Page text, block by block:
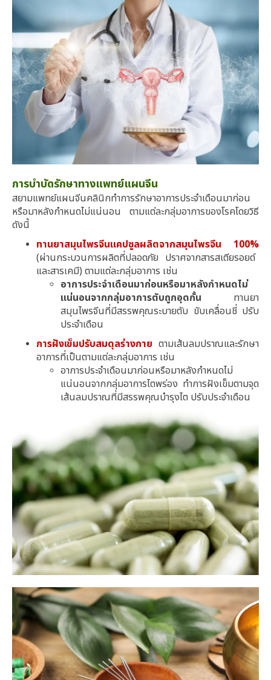
การบำบัดรักษาทางแพทย์แผนจีน
สยามแพทย์แผนจีนคลินิกทำการรักษาอาการประจำเดือนมาก่อน
หรือมาหลังกำหนดไม่แน่นอน ตามแต่ละกลุ่มอาการของโรคโดยวิธี
ดังนี้
ทานยาสมุนไพรจีนแคปซูลผลิตจากสมุนไพรจีน 100%
(ผ่านกระบวนการผลิตที่ปลอดภัย ปราศจากสารสเตียรอยด์
และสารเคมี) ตามแต่ละกลุ่มอาการ เช่น
อาการประจำเดือนมาก่อนหรือมาหลังกำหนดไม่
แน่นอนจากกลุ่มอาการตับถูกอุดกั้น ทานยา
สมุนไพรจีนที่มีสรรพคุณระบายตับ ขับเคลื่อนชี่ ปรับ
ประจำเดือน
การฝังเข็มปรับสมดุลร่างกาย ตามเส้นลมปราณและรักษา
อาการที่เป็นตามแต่ละกลุ่มอาการ เช่น
อาการประจำเดือนมาก่อนหรือมาหลังกำหนดไม่
แน่นอนจากกลุ่มอาการไตพร่อง ทำการฝังเข็มตามจุด
เส้นลมปราณที่มีสรรพคุณบำรุงไต ปรับประจำเดือน